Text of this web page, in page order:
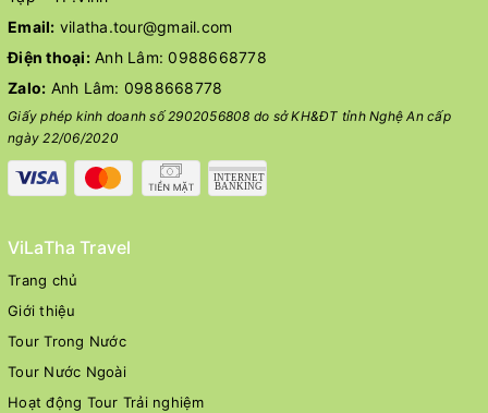
Email: vilatha.tour@gmail.com
Điện thoại:Anh Lâm:0988668778
Zalo: Anh Lâm: 0988668778
Giấy phép kinh doanh số 2902056808 do sở KH&ĐT tỉnh Nghệ An cấp
ngày 22/06/2020
ViLaTha Travel
Trang chủ
Giới thiệu
Tour Trong Nước
Tour Nước Ngoài
Hoạt động Tour Trải nghiệm